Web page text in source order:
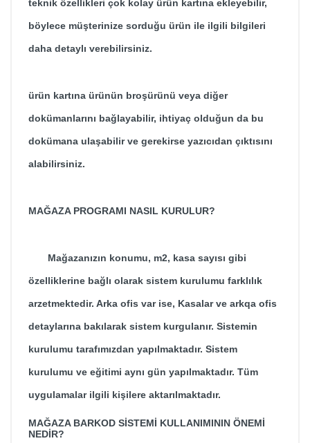
teknik özellikleri çok kolay ürün kartına ekleyebilir,
böylece müşterinize sorduğu ürün ile ilgili bilgileri
daha detaylı verebilirsiniz.
ürün kartına ürünün broşürünü veya diğer
dokümanlarını bağlayabilir, ihtiyaç olduğun da bu
dokümana ulaşabilir ve gerekirse yazıcıdan çıktısını
alabilirsiniz.
MAĞAZA PROGRAMI NASIL KURULUR?
Mağazanızın konumu, m2, kasa sayısı gibi
özelliklerine bağlı olarak sistem kurulumu farklılık
arzetmektedir. Arka ofis var ise, Kasalar ve arkqa ofis
detaylarına bakılarak sistem kurgulanır. Sistemin
kurulumu tarafımızdan yapılmaktadır. Sistem
kurulumu ve eğitimi aynı gün yapılmaktadır. Tüm
uygulamalar ilgili kişilere aktarılmaktadır.
MAĞAZA BARKOD SİSTEMİ KULLANIMININ ÖNEMİ
NEDİR?